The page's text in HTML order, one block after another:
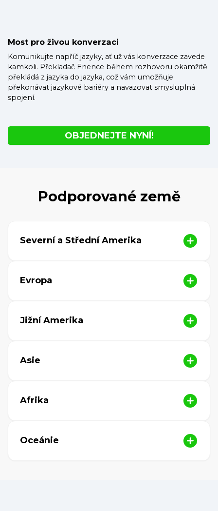
Most pro živou konverzaci
Komunikujte napříč jazyky, ať už vás konverzace zavede
kamkoli. Překladač Enence během rozhovoru okamžitě
překládá z jazyka do jazyka, což vám umožňuje
překonávat jazykové bariéry a navazovat smysluplná
spojení.
OBJEDNEJTE NYNÍ!
Podporované země
Severní a Střední Amerika
Evropa
Jižní Amerika
Asie
Afrika
Oceánie